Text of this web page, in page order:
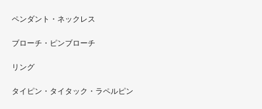
ペンダント・ネックレス
ブローチ・ピンブローチ
リング
タイピン・タイタック・ラペルピン